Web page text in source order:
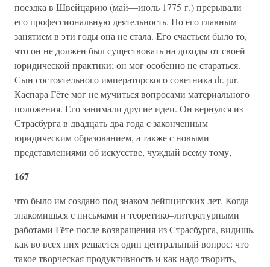
поездка в Швейцарию (май—июль 1775 г.) прерывали
его профессиональную деятельность. Но его главным
занятием в эти годы она не стала. Его счастьем было то,
что он не должен был существовать на доходы от своей
юридической практики; он мог особенно не стараться.
Сын состоятельного императорского советника dr. jur.
Каспара Гёте мог не мучиться вопросами материального
положения. Его занимали другие идеи. Он вернулся из
Страсбурга в двадцать два года с законченным
юридическим образованием, а также с новыми
представлениями об искусстве, чуждый всему тому,
167
что было им создано под знаком лейпцигских лет. Когда
знакомишься с письмами и теоретико–литературными
работами Гёте после возвращения из Страсбурга, видишь,
как во всех них решается один центральный вопрос: что
такое творческая продуктивность и как надо творить,